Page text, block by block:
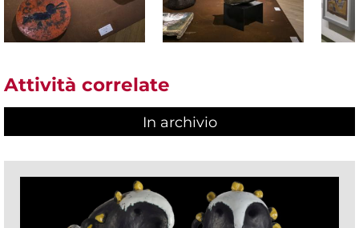
Attività correlate
In archivio